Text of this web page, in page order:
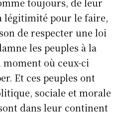
légitimité pour le faire,
de respecter une loi
les peuples à la
où ceux-ci
Et ces peuples ont
sociale et morale
dans leur continent